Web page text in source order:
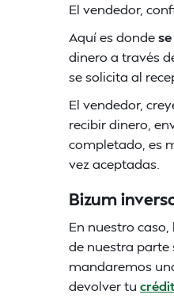
El vendedor,
Aquí es donde
dinero a través
se solicita al
El vendedor,
recibir dinero,
completado, es
vez aceptadas.
Bizum
En nuestro
de nuestra parte
mandaremos
devolver tu